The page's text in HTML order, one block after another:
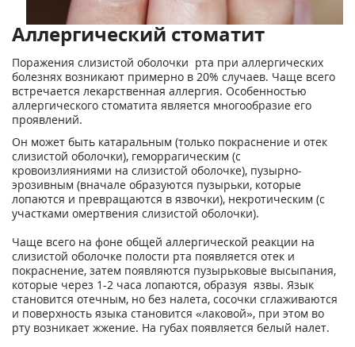
Аллергический стоматит
Поражения слизистой оболочки рта при аллергических
болезнях возникают примерно в 20% случаев. Чаще всего
встречается лекарственная аллергия. Особенностью
аллергического стоматита является многообразие его
проявлений.
Он может быть катаральным (только покраснение и отек
слизистой оболочки), геморрагическим (с
кровоизлияниями на слизистой оболочке), пузырно-
эрозивным (вначале образуются пузырьки, которые
лопаются и превращаются в язвочки), некротическим (с
участками омертвения слизистой оболочки).
Чаще всего на фоне общей аллергической реакции на
слизистой оболочке полости рта появляется отек и
покраснение, затем появляются пузырьковые высыпания,
которые через 1-2 часа лопаются, образуя язвы. Язык
становится отечным, но без налета, сосочки сглаживаются
и поверхность языка становится «лаковой», при этом во
рту возникает жжение. На губах появляется белый налет.